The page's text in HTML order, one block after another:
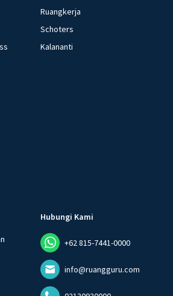
Ruangkerja
Schoters
Kalananti
Hubungi Kami
+62 815-7441-0000
info@ruangguru.com